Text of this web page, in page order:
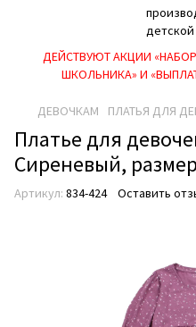
ДЕЙСТВУЮТ АКЦИИ
ШКОЛЬНИКА» И
ДЕВОЧКАМ ПЛАТЬЯ ДЛЯ
Платье для
Сиреневый,
Артикул: 834-424 Оставить